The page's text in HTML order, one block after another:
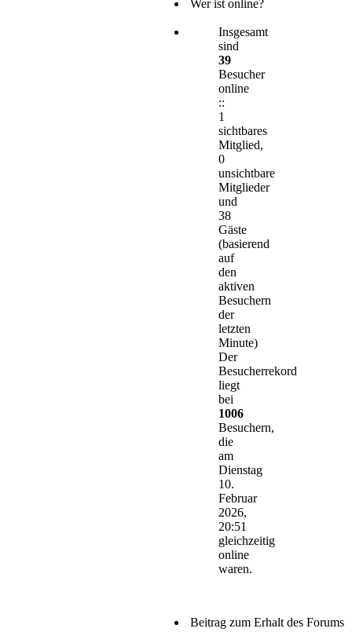
Wer ist online?
Insgesamt
sind
39
Besucher
online
::
1
sichtbares
Mitglied,
0
unsichtbare
Mitglieder
und
38
Gäste
(basierend
auf
den
aktiven
Besuchern
der
letzten
Minute)
Der
Besucherrekord
liegt
bei
1006
Besuchern,
die
am
Dienstag
10.
Februar
2026,
20:51
gleichzeitig
online
waren.
Beitrag zum Erhalt des Forums